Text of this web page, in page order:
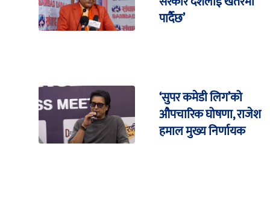
पार्दैछ’
‘सुपर कमेडी लिग’को
औपचारिक घोषणा, राजेश
हमाल मुख्य निर्णायक